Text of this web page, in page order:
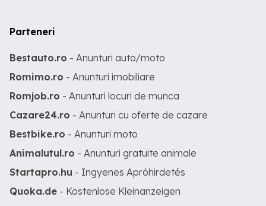
Parteneri
Bestauto.ro - Anunturi auto/moto
Romimo.ro - Anunturi imobiliare
Romjob.ro - Anunturi locuri de munca
Cazare24.ro - Anunturi cu oferte de cazare
Bestbike.ro - Anunturi moto
Animalutul.ro - Anunturi gratuite animale
Startapro.hu - Ingyenes Apróhirdetés
Quoka.de - Kostenlose Kleinanzeigen